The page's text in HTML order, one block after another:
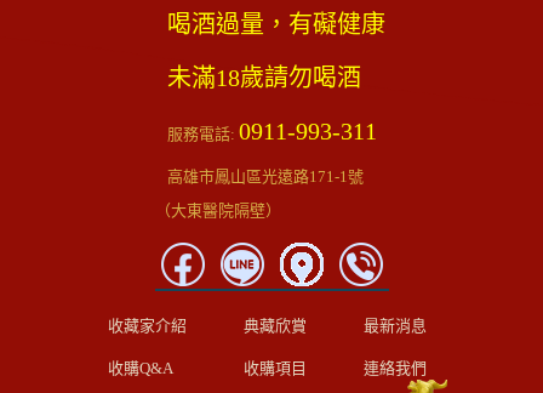
喝酒過量，有礙健康
未滿18歲請勿喝酒
服務電話: 0911-993-311
高雄市鳳山區光遠路171-1號
（大東醫院隔壁）
收藏家介紹
收購Q&A
典藏欣賞
收購項目
最新消息
連絡我們